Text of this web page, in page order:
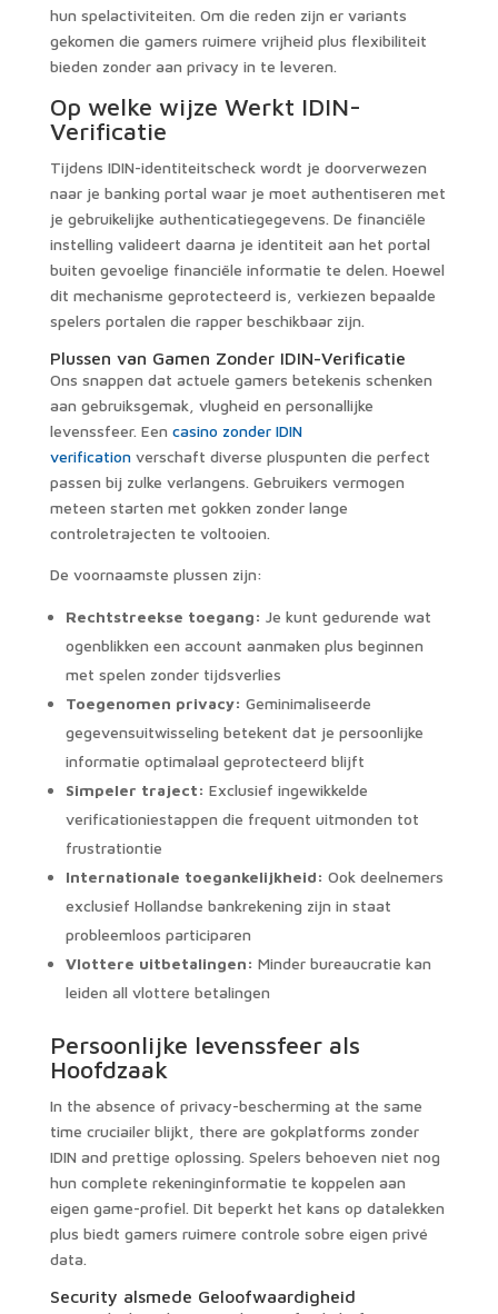
hun spelactiviteiten. Om die reden zijn er variants
gekomen die gamers ruimere vrijheid plus flexibiliteit
bieden zonder aan privacy in te leveren.
Op welke wijze Werkt IDIN-
Verificatie
Tijdens IDIN-identiteitscheck wordt je doorverwezen
naar je banking portal waar je moet authentiseren met
je gebruikelijke authenticatiegegevens. De financiële
instelling valideert daarna je identiteit aan het portal
buiten gevoelige financiële informatie te delen. Hoewel
dit mechanisme geprotecteerd is, verkiezen bepaalde
spelers portalen die rapper beschikbaar zijn.
Plussen van Gamen Zonder IDIN-Verificatie
Ons snappen dat actuele gamers betekenis schenken
aan gebruiksgemak, vlugheid en personallijke
levenssfeer. Een casino zonder IDIN
verificationverschaft diverse pluspunten die perfect
passen bij zulke verlangens. Gebruikers vermogen
meteen starten met gokken zonder lange
controletrajecten te voltooien.
De voornaamste plussen zijn:
Rechtstreekse toegang: Je kunt gedurende wat
ogenblikken een account aanmaken plus beginnen
met spelen zonder tijdsverlies
Toegenomen privacy: Geminimaliseerde
gegevensuitwisseling betekent dat je persoonlijke
informatie optimalaal geprotecteerd blijft
Simpeler traject: Exclusief ingewikkelde
verificationiestappen die frequent uitmonden tot
frustrationtie
Internationale toegankelijkheid: Ook deelnemers
exclusief Hollandse bankrekening zijn in staat
probleemloos participaren
Vlottere uitbetalingen: Minder bureaucratie kan
leiden all vlottere betalingen
Persoonlijke levenssfeer als
Hoofdzaak
In the absence of privacy-bescherming at the same
time cruciailer blijkt, there are gokplatforms zonder
IDIN and prettige oplossing. Spelers behoeven niet nog
hun complete rekeninginformatie te koppelen aan
eigen game-profiel. Dit beperkt het kans op datalekken
plus biedt gamers ruimere controle sobre eigen privé
data.
Security alsmede Geloofwaardigheid